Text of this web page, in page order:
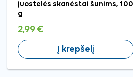
juostelės skanėstai šunims, 100
g
2,99 €
Į krepšelį